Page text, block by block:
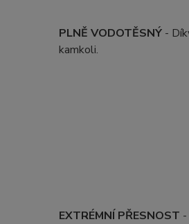
PLNĚ VODOTĚSNÝ-
kamkoli.
EXTRÉMNÍ PŘESNOST